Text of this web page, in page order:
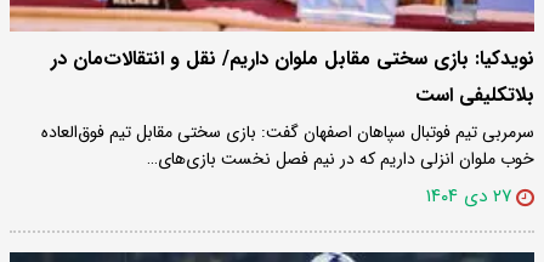
نویدکیا: بازی سختی مقابل ملوان داریم/ نقل و انتقالات‌مان در
بلاتکلیفی است
سرمربی تیم فوتبال سپاهان اصفهان گفت: بازی سختی مقابل تیم فوق‌العاده
خوب ملوان انزلی داریم که در نیم‌ فصل نخست بازی‌های…
۲۷ دی ۱۴۰۴